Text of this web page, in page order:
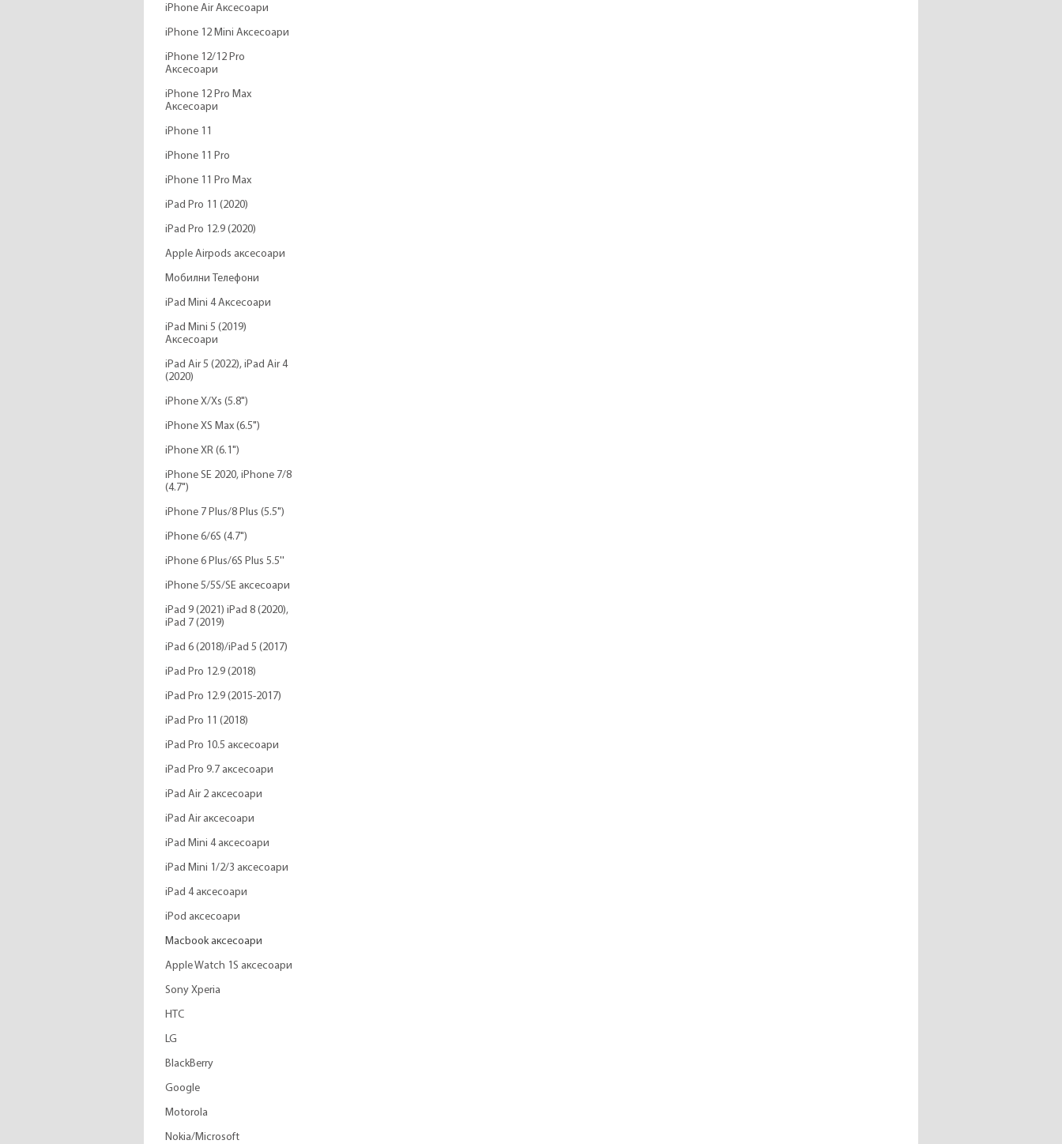
iPhone Air Аксесоари
iPhone 12 Mini Аксесоари
iPhone 12/12 Pro
Аксесоари
iPhone 12 Pro Max
Аксесоари
iPhone 11
iPhone 11 Pro
iPhone 11 Pro Max
iPad Pro 11 (2020)
iPad Pro 12.9 (2020)
Apple Airpods аксесоари
Мобилни Телефони
iPad Mini 4 Аксесоари
iPad Mini 5 (2019)
Аксесоари
iPad Air 5 (2022), iPad Air 4
(2020)
iPhone X/Xs (5.8")
iPhone XS Max (6.5")
iPhone XR (6.1")
iPhone SE 2020, iPhone 7/8
(4.7")
iPhone 7 Plus/8 Plus (5.5")
iPhone 6/6S (4.7")
iPhone 6 Plus/6S Plus 5.5''
iPhone 5/5S/SE аксесоари
iPad 9 (2021) iPad 8 (2020),
iPad 7 (2019)
iPad 6 (2018)/iPad 5 (2017)
iPad Pro 12.9 (2018)
iPad Pro 12.9 (2015-2017)
iPad Pro 11 (2018)
iPad Pro 10.5 аксесоари
iPad Pro 9.7 аксесоари
iPad Air 2 аксесоари
iPad Air аксесоари
iPad Mini 4 аксесоари
iPad Mini 1/2/3 аксесоари
iPad 4 аксесоари
iPod аксесоари
Macbook аксесоари
Apple Watch 1S аксесоари
Sony Xperia
HTC
LG
BlackBerry
Google
Motorola
Nokia/Microsoft